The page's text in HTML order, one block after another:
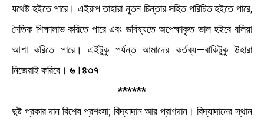
যথেষ্ট হইতে পারে। এইরূপ তাহারা নূতন চিন্তার সহিত পরিচিত হইতে পারে,
নৈতিক শিক্ষালাভ করিতে পারে এবং ভবিষ্যতে অপেক্ষাকৃত ভাল হইবে বলিয়া
আশা করিতে পারে। এইটুকু পর্যন্ত আমাদের কর্তব্য—বাকিটুকু উহারা
নিজেরাই করিবে। ৬।৪৩৭
******
দুষ্ট প্রকার দান বিশেষ প্রশংসা; বিদ্যাদান আর প্রাণদান। বিদ্যাদানের স্থান